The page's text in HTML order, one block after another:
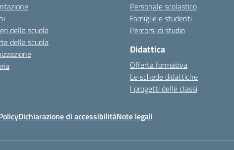
della scuola
della scuola
Personale scolastico
Famiglie e studenti
Percorsi di studio
Didattica
Offerta formativa
Le schede didattiche
I progetti delle classi
Dichiarazione di accessibilitàNote legali